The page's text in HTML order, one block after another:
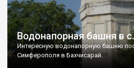
Водонапорная башня в
Интересную водонапорную башню
Симферополя в Бахчисарай.